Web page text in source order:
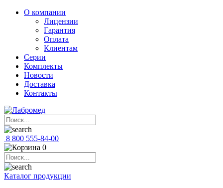
О компании
Лицензии
Гарантия
Оплата
Клиентам
Серии
Комплекты
Новости
Доставка
Контакты
8 800 555-84-00
0
Каталог продукции